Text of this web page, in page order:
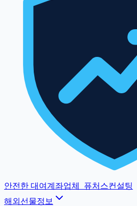
안전한 대여계좌업체
퓨처스컨설팅
해외선물정보